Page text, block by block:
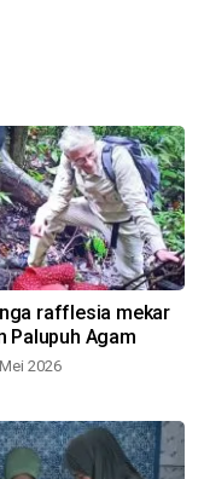
rafflesia mekar
Palupuh Agam
2026